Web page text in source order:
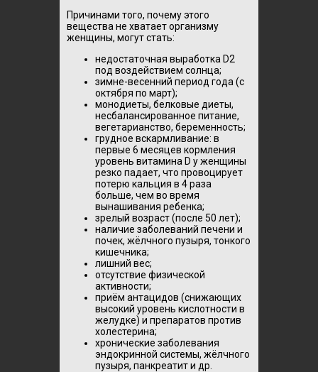
Причинами того, почему этого
вещества не хватает организму
женщины, могут стать:
недостаточная выработка D2
под воздействием солнца;
зимне-весенний период года (с
октября по март);
монодиеты, белковые диеты,
несбалансированное питание,
вегетарианство, беременность;
грудное вскармливание: в
первые 6 месяцев кормления
уровень витамина D у женщины
резко падает, что провоцирует
потерю кальция в 4 раза
больше, чем во время
вынашивания ребенка;
зрелый возраст (после 50 лет);
наличие заболеваний печени и
почек, жёлчного пузыря, тонкого
кишечника;
лишний вес;
отсутствие физической
активности;
приём антацидов (снижающих
высокий уровень кислотности в
желудке) и препаратов против
холестерина;
хронические заболевания
эндокринной системы, жёлчного
пузыря, панкреатит и др.